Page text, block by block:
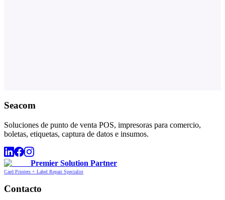
Seacom
Soluciones de punto de venta POS, impresoras para comercio,
boletas, etiquetas, captura de datos e insumos.
Premier Solution Partner
Card Printers + Label Repair Specialist
Contacto